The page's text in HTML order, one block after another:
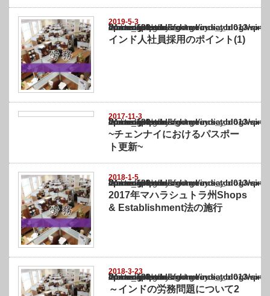
2019-5-3
Warning
: Undefined array key "show_category" in
/home/netst/kuno-cpa.co.jp/public_html/india_blog/wp-content/themes/
on line183
インド人社員採用のポイント(1)
2017-11-3
Warning
: Undefined array key "show_category" in
/home/netst/kuno-cpa.co.jp/public_html/india_blog/wp-content/themes/
on line183
~チェンナイにおけるパスポー
ト更新~
2018-1-5
Warning
: Undefined array key "show_category" in
/home/netst/kuno-cpa.co.jp/public_html/india_blog/wp-content/themes/
on line183
2017年マハラシュトラ州Shops
& Establishment法の施行
2018-3-23
Warning
: Undefined array key "show_category" in
/home/netst/kuno-cpa.co.jp/public_html/india_blog/wp-content/themes/
on line183
～インドの労務問題について2